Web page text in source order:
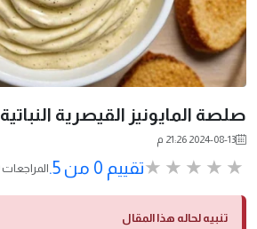
صلصة المايونيز القيصرية النباتية
2024-08-13 21:26 م
تقييم 0 من 5. 0 المراجعات
تنبيه لحاله هذا المقال